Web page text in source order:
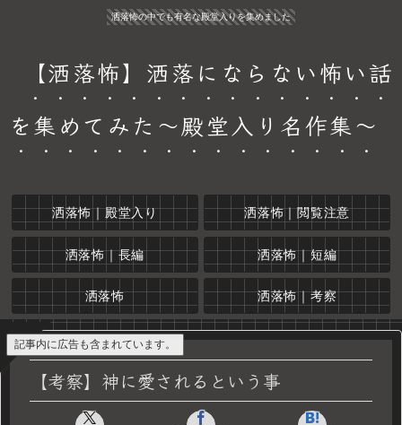
洒落怖の中でも有名な殿堂入りを集めました
【洒落怖】洒落にならない怖い話
を集めてみた～殿堂入り名作集～
洒落怖｜殿堂入り 洒落怖｜閲覧注意
洒落怖｜長編 洒落怖｜短編
洒落怖 洒落怖｜考察
記事内に広告も含まれています。
【考察】神に愛されるという事